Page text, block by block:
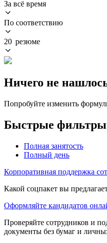
За всё время
По соответствию
20 резюме
Ничего не
Попробуйте изменить
Быстрые фильтры
Полная занятость
Полный день
Корпоративная поддержка
Какой соцпакет вы
Оформляйте кандидатов
Проверяйте сотрудников и
документы без бумаг и